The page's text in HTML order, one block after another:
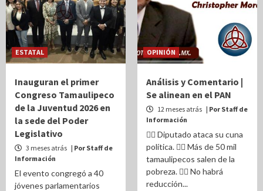
ESTATAL
Inauguran el primer
Congreso Tamaulipeco
de la Juventud 2026 en
la sede del Poder
Legislativo
3 meses atrás | Por Staff de
Información
El evento congregó a 40
jóvenes parlamentarios
OPINIÓN
Análisis y Comentario |
Se alinean en el PAN
12 meses atrás | Por Staff de
Información
✍🏽️ Diputado ataca su cuna
política. ✍🏽️ Más de 50 mil
tamaulipecos salen de la
pobreza. ✍🏽️ No habrá
reducción...